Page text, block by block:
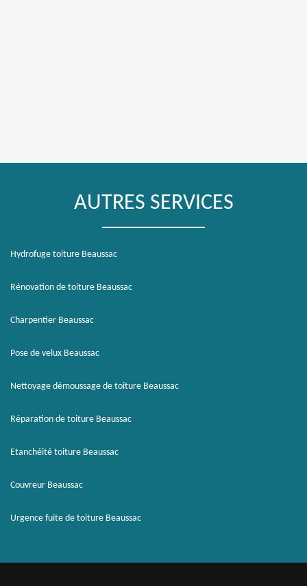
AUTRES SERVICES
Hydrofuge toiture Beaussac
Rénovation de toiture Beaussac
Charpentier Beaussac
Pose de velux Beaussac
Nettoyage démoussage de toiture Beaussac
Réparation de toiture Beaussac
Etanchéité toiture Beaussac
Couvreur Beaussac
Urgence fuite de toiture Beaussac